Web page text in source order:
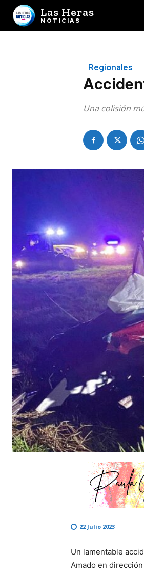
Las Heras
NOTICIAS
Regionales
Una colisión
22 Julio 2023
Un lamentable
Amado en